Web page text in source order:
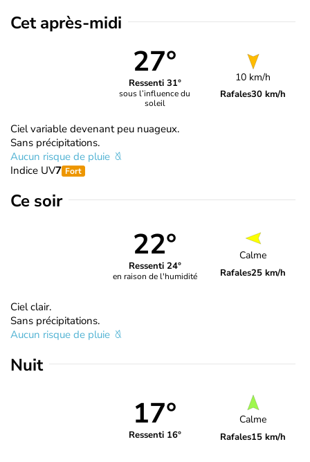
Cet après-midi
27°
Ressenti 31°
sous l’influence du
soleil
10 km/h
Rafales30 km/h
Ciel variable devenant peu nuageux.
Sans précipitations.
Aucun risque de pluie
Indice UV7 Fort
Ce soir
22°
Ressenti 24°
en raison de l'humidité
Calme
Rafales25 km/h
Ciel clair.
Sans précipitations.
Aucun risque de pluie
Nuit
17°
Ressenti 16°
Calme
Rafales15 km/h